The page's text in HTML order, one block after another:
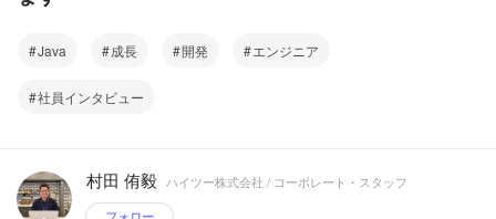
Java 成長 開発 エンジニア
社員インタビュー
村田 侑毅 ハイツー株式会社 / コーポレート・スタッフ